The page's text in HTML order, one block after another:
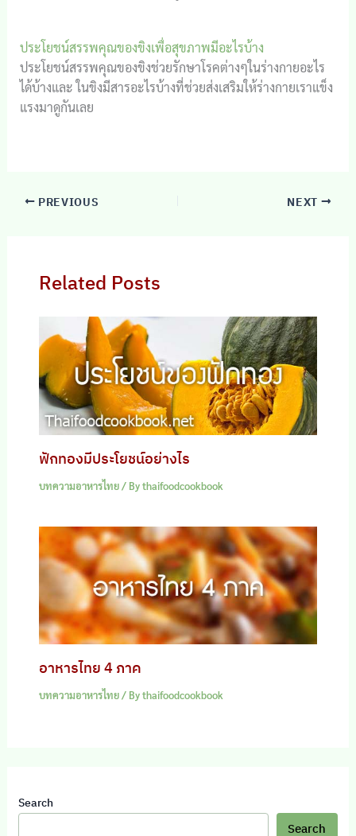
ประโยชน์สรรพคุณของขิงเพื่อสุขภาพมีอะไรบ้าง
ประโยชน์สรรพคุณของขิงช่วยรักษาโรคต่างๆในร่างกายอะไร
ได้บ้างและ ในขิงมีสารอะไรบ้างที่ช่วยส่งเสริมให้ร่างกายเราแข็ง
แรงมาดูกันเลย
PREVIOUS NEXT
Related Posts
ฟักทองมีประโยชน์อย่างไร
บทความอาหารไทย/ Bythaifoodcookbook
อาหารไทย 4 ภาค
บทความอาหารไทย/ Bythaifoodcookbook
Search
Search